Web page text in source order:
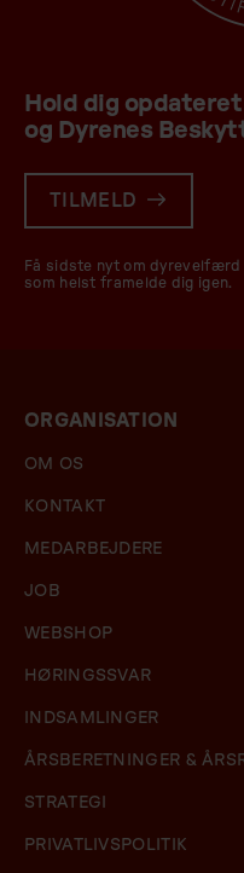
Hold dig
og Dyrenes
TILMELD
Få sidste nyt om dyrevelfærd
som helst framelde dig igen.
ORGANISATION
OM OS
KONTAKT
MEDARBEJDERE
JOB
WEBSHOP
HØRINGSSVAR
INDSAMLINGER
ÅRSBERETNINGER &
STRATEGI
PRIVATLIVSPOLITIK